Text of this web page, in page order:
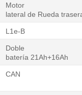
Motor
lateral de Rueda
L1e-B
Doble
batería 21Ah+16Ah
CAN